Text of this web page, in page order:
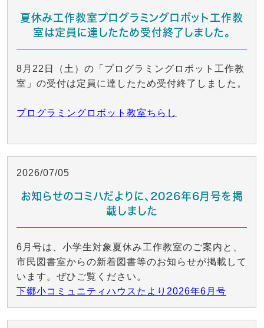
夏休み工作教室プログラミングロボット工作教
室は定員に達したため受付終了しました。
8月22日（土）の「プログラミングロボット工作教
室」の受付は定員に達したため受付終了しました。
プログラミングロボット教室ちらし
2026/07/05
お知らせのコミハだよりに、2026年6月号を掲
載しました
6月号は、小学生対象夏休み工作教室のご案内と、
市民図書室からの新着図書等のお知らせが掲載して
います。ぜひご覧ください。
下郷小コミュニティハウスたより2026年6月号